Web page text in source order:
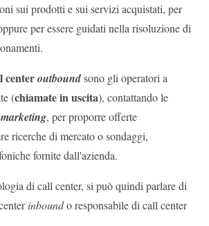
sui prodotti e sui servizi acquistati, per
per essere guidati nella risoluzione di
centeroutboundsono gli operatori a
(chiamate in uscita), contattando le
, per proporre offerte
ricerche di mercato o sondaggi,
fornite dall'azienda.
di call center, si può quindi parlare di
inboundo responsabile di call center